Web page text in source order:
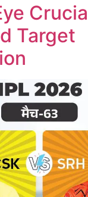
Target